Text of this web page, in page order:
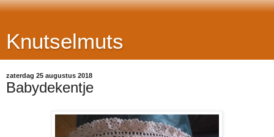
Knutselmuts
zaterdag 25 augustus 2018
Babydekentje